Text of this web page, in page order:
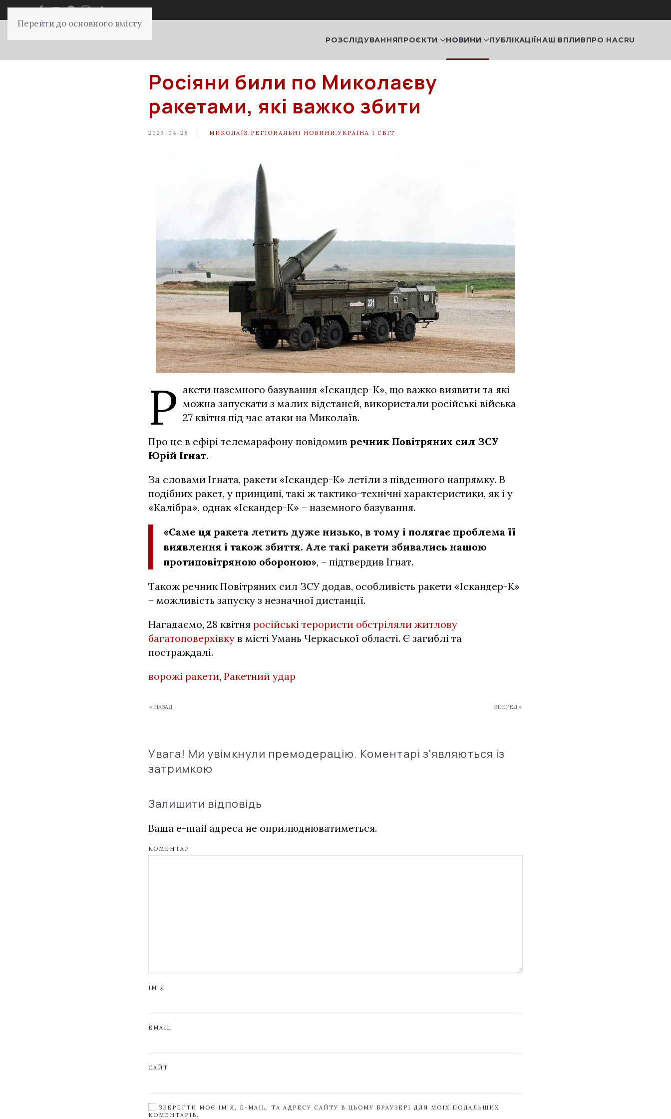
Перейти до основного вмісту
РОЗСЛІДУВАННЯПРОЄКТИ НОВИНИ ПУБЛІКАЦІЇНАШ ВПЛИВПРО НАСRU
Росіяни били по Миколаєву
ракетами, які важко збити
2023-04-28 МИКОЛАЇВ РЕГІОНАЛЬНІ НОВИНИ УКРАЇНА І СВІТ
Р акети наземного базування «Іскандер-К», що важко виявити та які
можна запускати з малих відстаней, використали російські війська
27 квітня під час атаки на Миколаїв.
Про це в ефірі телемарафону повідомив речник Повітряних сил ЗСУ
Юрій Ігнат.
За словами Ігната, ракети «Іскандер-К» летіли з південного напрямку. В
подібних ракет, у принципі, такі ж тактико-технічні характеристики, як і у
«Калібра», однак «Іскандер-К» – наземного базування.
«Саме ця ракета летить дуже низько, в тому і полягає проблема її
виявлення і також збиття. Але такі ракети збивались нашою
протиповітряною обороною», – підтвердив Ігнат.
Також речник Повітряних сил ЗСУ додав, особливість ракети «Іскандер-К»
– можливість запуску з незначної дистанції.
Нагадаємо, 28 квітня російські терористи обстріляли житлову
багатоповерхівку в місті Умань Черкаської області. Є загиблі та
постраждалі.
ворожі ракети, Ракетний удар
« НАЗАД ВПЕРЕД »
Увага! Ми увімкнули премодерацію. Коментарі з'являються із
затримкою
Залишити відповідь
Ваша e-mail адреса не оприлюднюватиметься.
КОМЕНТАР
ІМ'Я
EMAIL
САЙТ
ЗБЕРЕГТИ МОЄ ІМ'Я, E-MAIL, ТА АДРЕСУ САЙТУ В ЦЬОМУ БРАУЗЕРІ ДЛЯ МОЇХ ПОДАЛЬШИХ
КОМЕНТАРІВ.